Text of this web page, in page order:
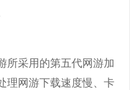
所采用的第五代网游加
理网游下载速度慢、卡